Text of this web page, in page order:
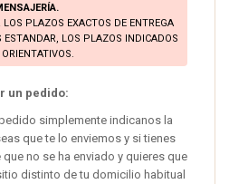
PLAZOS EXACTOS DE ENTREGA
ESTANDAR, LOS PLAZOS INDICADOS
un pedido:
simplemente indicanos la
que te lo enviemos y si tienes
no se ha enviado y quieres que
distinto de tu domicilio habitual